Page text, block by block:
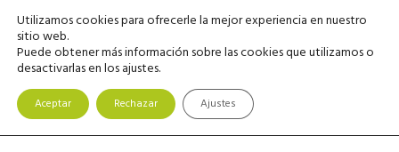
Saltar
navegación
principal
Saltar
contenido
principal
Saltar
barra
lateral
principal
MENU
Utilizamos cookies para ofrecerle la mejor experiencia en nuestro
sitio web.
Puede obtener más información sobre las cookies que utilizamos o
desactivarlas en los ajustes.
Aceptar Rechazar Ajustes